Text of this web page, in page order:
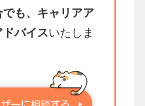
も、キャリアア
ドバイスいたしま